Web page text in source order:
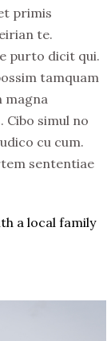
primis
te.
purto dicit qui.
tamquam
magna
Cibo simul no
cu cum.
sententiae
a local family